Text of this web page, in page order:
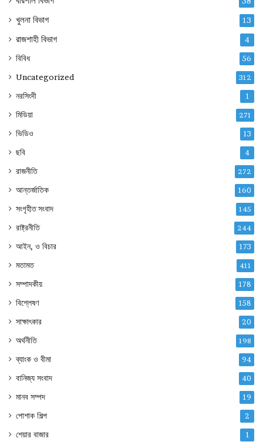
খুলনা বিভাগ 13
রাজশাহী বিভাগ 4
বিবিধ 56
Uncategorized 312
নরসিংদী 1
মিডিয়া 271
ভিডিও 13
ছবি 4
রাজনীতি 272
আন্তর্জাতিক 160
সংগৃহীত সংবাদ 145
রাষ্ট্রনীতি 244
আইন, ও বিচার 173
মতামত 411
সম্পাদকীয় 178
বিশ্লেষণ 158
সাক্ষাৎকার 20
অর্থনীতি 198
ব্যাংক ও বীমা 94
বানিজ্য সংবাদ 40
মানব সম্পদ 19
পোশাক শিল্প 2
শেয়ার বাজার 1